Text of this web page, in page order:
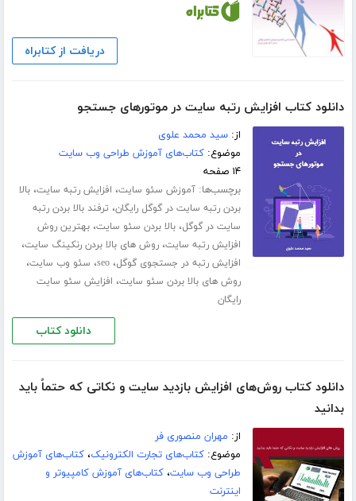
دریافت از کتابراه
دانلود کتاب افزایش رتبه سایت در موتورهای جستجو
از:سید محمد علوی
موضوع:کتاب‌های آموزش طراحی وب سایت
۱۴ صفحه
برچسب‌ها:آموزش سئو سایت، افزایش رتبه سایت،بالا
بردن رتبه سایت در گوگل رایگان، ترفند بالا بردن رتبه
سایت در گوگل،بالا بردن سئو سایت،بهترین روش
افزایش رتبه سایت،روش های بالا بردن رنکینگ سایت،
افزایش رتبه در جستجوی گوگل،seo، سئو وب سایت،
روش های بالا بردن سئو سایت، افزایش سئو سایت
رایگان
دانلود کتاب
دانلود کتاب روش‌های افزایش بازدید سایت و نکاتی که حتماً باید
بدانید
از: مهران منصوری فر
موضوع:کتاب‌های تجارت الکترونیک،کتاب‌های آموزش
طراحی وب سایت،کتاب‌های آموزش کامپیوتر و
اینترنت